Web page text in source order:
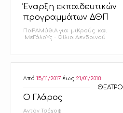
Έναρξη εκπαιδευτικών
προγραμμάτων ΔΘΠ
ΠαΡΑΜύθιΑ για μιΚρούς και
ΜεΓάλοΥς - Φίλια Δενδρινού
Από15/11/2017 έως 21/01/2018
ΘΕΑΤΡΟ
Ο Γλάρος
Αντόν Τσέχοφ